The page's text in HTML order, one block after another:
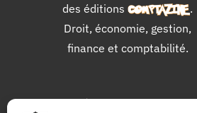
des éditions
.
Droit, économie, gestion,
finance et comptabilité.